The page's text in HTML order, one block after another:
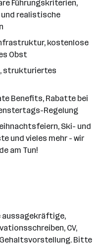
Führungskriterien,
realistische
kostenlose
Obst
strukturiertes
Benefits, Rabatte bei
Regelung
Ski- und
und vieles mehr - wir
am Tun!
aussagekräftige,
CV,
Bitte